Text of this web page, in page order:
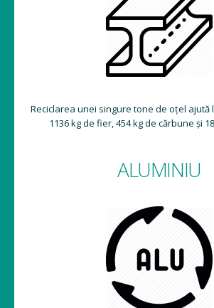
Reciclarea unei singure tone de oțel ajută
1136 kg de fier, 454 kg de cărbune și
ALUMINIU